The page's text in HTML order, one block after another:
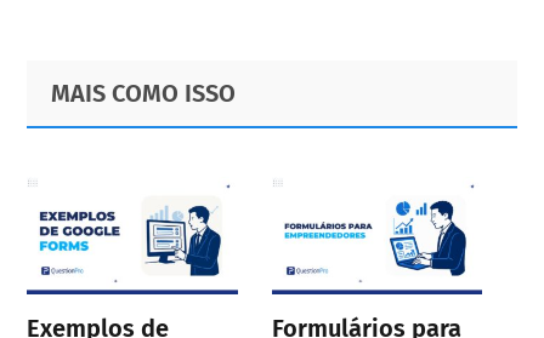
Primary
Sidebar
Footer
MAIS COMO ISSO
Exemplos de
Formulários para